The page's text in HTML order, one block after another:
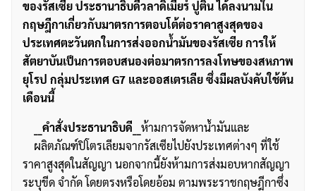
ของรัสเซีย ประธานาธิบดีวลาดิเมียร์ ปูติน ได้ลงนามใน
กฤษฎีกาเกี่ยวกับมาตรการตอบโต้ต่อราคาสูงสุดของ
ประเทศตะวันตกในการส่งออกน้ำมันของรัสเซีย การให้
สัตยาบันเป็นการตอบสนองต่อมาตรการลงโทษของสหภาพ
ยุโรป กลุ่มประเทศ G7 และออสเตรเลีย ซึ่งมีผลบังคับใช้ต้น
เดือนนี้
__คำสั่งประธานาธิบดี__ ห้ามการจัดหาน้ำมันและ
ผลิตภัณฑ์ปิโตรเลียมจากรัสเซียไปยังประเทศต่างๆ ที่ใช้
ราคาสูงสุดในสัญญา นอกจากนี้ยังห้ามการส่งมอบหากสัญญา
ระบุขีด จำกัด โดยตรงหรือโดยอ้อม ตามพระราชกฤษฎีกาซึ่ง